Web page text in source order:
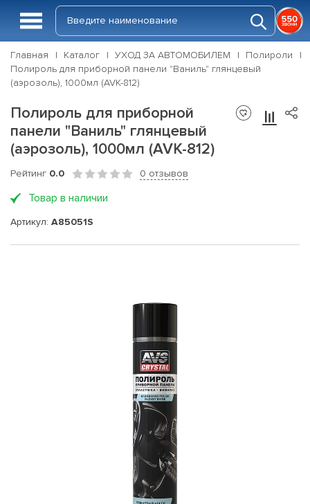
Главная Каталог УХОД ЗА АВТОМОБИЛЕМ
Полироли
Полироль для приборной панели "Ваниль" глянцевый
(аэрозоль), 1000мл (AVK-812)
Полироль для приборной
панели "Ваниль" глянцевый
(аэрозоль), 1000мл (AVK-812)
Рейтинг 0.0 0 отзывов
Товар в наличии
Артикул: A85051S